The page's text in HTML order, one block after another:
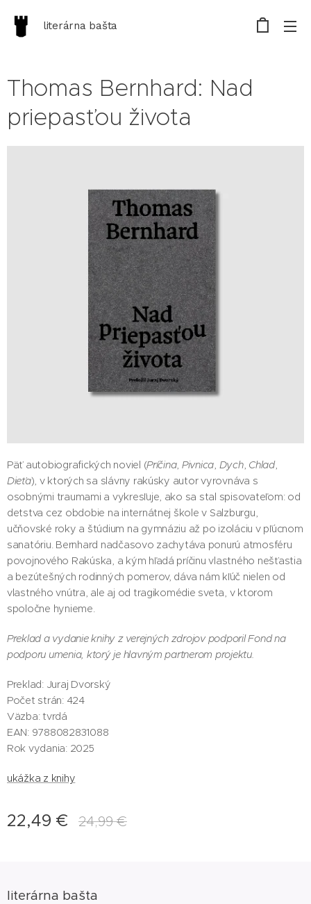
literárna bašta
Thomas Bernhard: Nad
priepasťou života
Päť autobiografických noviel (Príčina, Pivnica, Dych, Chlad,
Dieťa), v ktorých sa slávny rakúsky autor vyrovnáva s
osobnými traumami a vykresľuje, ako sa stal spisovateľom: od
detstva cez obdobie na internátnej škole v Salzburgu,
učňovské roky a štúdium na gymnáziu až po izoláciu v pľúcnom
sanatóriu. Bernhard nadčasovo zachytáva ponurú atmosféru
povojnového Rakúska, a kým hľadá príčinu vlastného nešťastia
a bezútešných rodinných pomerov, dáva nám kľúč nielen od
vlastného vnútra, ale aj od tragikomédie sveta, v ktorom
spoločne hynieme.
Preklad a vydanie knihy z verejných zdrojov podporil Fond na
podporu umenia, ktorý je hlavným partnerom projektu.
Preklad: Juraj Dvorský
Počet strán: 424
Väzba: tvrdá
EAN: 9788082831088
Rok vydania: 2025
ukážka z knihy
22,49 € 24,99€
literárna bašta